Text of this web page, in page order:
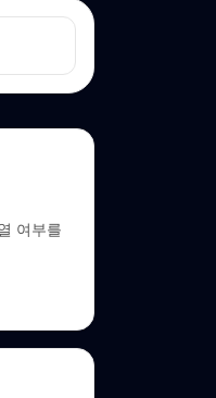
여부를